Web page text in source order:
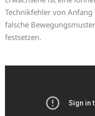
Technikfehler von
falsche
festsetzen.